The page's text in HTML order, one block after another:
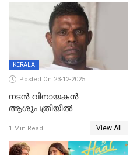
KERALA
Posted On 23-12-2025
നടൻ വിനായകൻ
ആശുപത്രിയിൽ
1 Min Read View All